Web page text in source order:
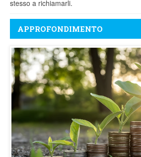
stesso a richiamarli.
APPROFONDIMENTO